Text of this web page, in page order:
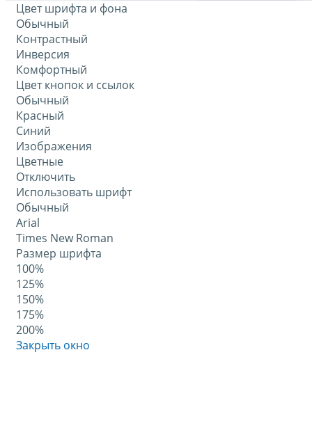
Цвет шрифта и фона
Обычный
Контрастный
Инверсия
Комфортный
Цвет кнопок и ссылок
Обычный
Красный
Синий
Изображения
Цветные
Отключить
Использовать шрифт
Обычный
Arial
Times New Roman
Размер шрифта
100%
125%
150%
175%
200%
Закрыть окно